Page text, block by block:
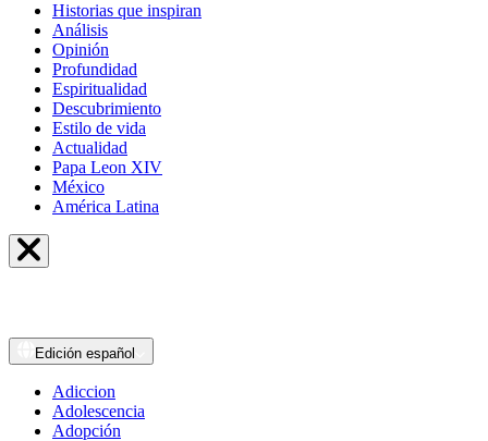
Historias que inspiran
Análisis
Opinión
Profundidad
Espiritualidad
Descubrimiento
Estilo de vida
Actualidad
Papa Leon XIV
México
América Latina
Edición español
Adiccion
Adolescencia
Adopción